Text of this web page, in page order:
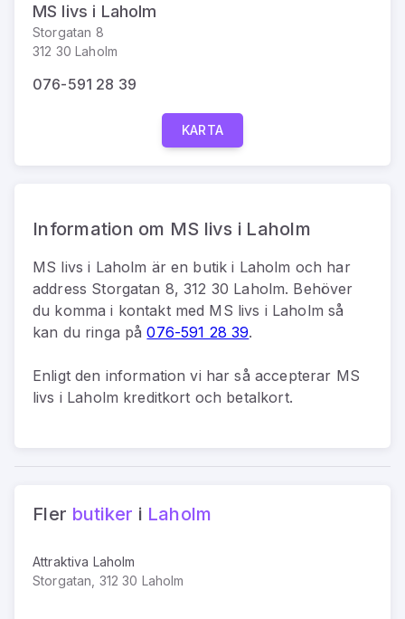
MS livs i Laholm
Storgatan 8
312 30 Laholm
076-591 28 39
KARTA
Information om MS livs i Laholm
MS livs i Laholm ären butik i Laholm och har
address Storgatan 8, 312 30 Laholm. Behöver
du komma i kontakt med MS livs i Laholm så
kan du ringa på076-591 28 39.
Enligt den information vi har så accepterar MS
livs i Laholm kreditkort och betalkort.
Fler butiker i Laholm
Attraktiva Laholm
Storgatan, 312 30 Laholm